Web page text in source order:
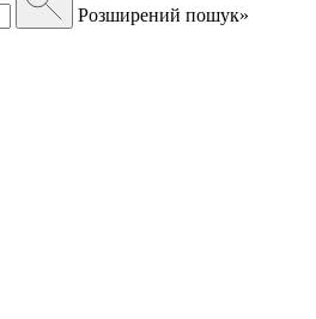
Розширений пошук»